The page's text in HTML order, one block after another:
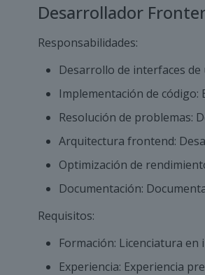
Desarrollador
Responsabilidades:
Desarrollo de interfaces
Implementación de código:
Resolución de problemas:
Arquitectura frontend:
Optimización de
Documentación:
Requisitos:
Formación: Licenciatura
Experiencia: Experiencia